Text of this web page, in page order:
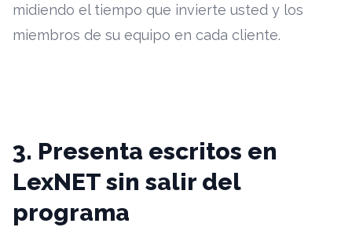
midiendo el tiempo que invierte usted y los
miembros de su equipo en cada cliente.
3. Presenta escritos en
LexNET sin salir del
programa